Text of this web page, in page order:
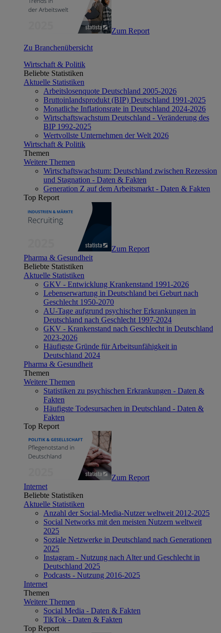
Zum Report
Zu Branchenübersicht
Wirtschaft & Politik
Beliebte Statistiken
Aktuelle Statistiken
Arbeitslosenquote Deutschland 2005-2026
Bruttoinlandsprodukt (BIP) Deutschland 1991-2025
Monatliche Inflationsrate in Deutschland 2024-2026
Wirtschaftswachstum Deutschland - Veränderung des
BIP 1992-2025
Wertvollste Unternehmen der Welt 2026
Wirtschaft & Politik
Themen
Weitere Themen
Wirtschaftswachstum: Deutschland zwischen Rezession
und Stagnation - Daten & Fakten
Generation Z auf dem Arbeitsmarkt - Daten & Fakten
Top Report
Zum Report
Pharma & Gesundheit
Beliebte Statistiken
Aktuelle Statistiken
GKV - Entwicklung Krankenstand 1991-2026
Lebenserwartung in Deutschland bei Geburt nach
Geschlecht 1950-2070
AU-Tage aufgrund psychischer Erkrankungen in
Deutschland nach Geschlecht 1997-2024
GKV - Krankenstand nach Geschlecht in Deutschland
2023-2026
Häufigste Gründe für Arbeitsunfähigkeit in
Deutschland 2024
Pharma & Gesundheit
Themen
Weitere Themen
Statistiken zu psychischen Erkrankungen - Daten &
Fakten
Häufigste Todesursachen in Deutschland - Daten &
Fakten
Top Report
Zum Report
Internet
Beliebte Statistiken
Aktuelle Statistiken
Anzahl der Social-Media-Nutzer weltweit 2012-2025
Social Networks mit den meisten Nutzern weltweit
2025
Soziale Netzwerke in Deutschland nach Generationen
2025
Instagram - Nutzung nach Alter und Geschlecht in
Deutschland 2025
Podcasts - Nutzung 2016-2025
Internet
Themen
Weitere Themen
Social Media - Daten & Fakten
TikTok - Daten & Fakten
Top Report